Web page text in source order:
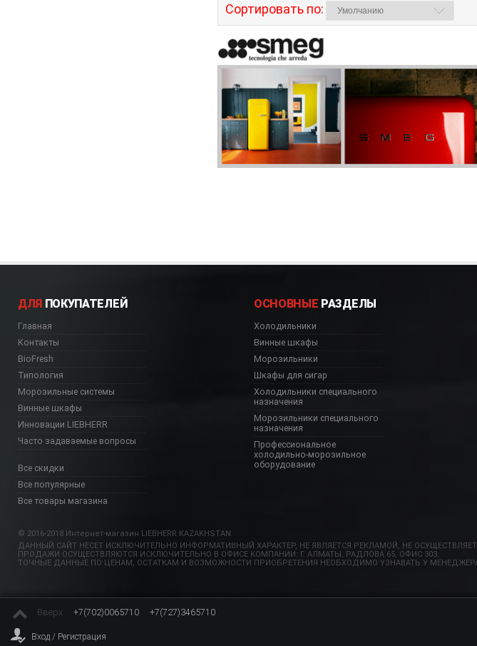
Вверх +7(702)0065710 +7(727)3465710
Вход / Регистрация
Сортировать по:
ДЛЯ ПОКУПАТЕЛЕЙ
Главная
Контакты
BioFresh
Типология
Морозильные системы
Винные шкафы
Инновации LIEBHERR
Часто задаваемые вопросы
Все скидки
Все популярные
Все товары магазина
ОСНОВНЫЕ РАЗДЕЛЫ
Холодильники
Винные шкафы
Морозильники
Шкафы для сигар
Холодильники специального
назначения
Морозильники специального
назначения
Профессиональное
холодильно-морозильное
оборудование
© 2016-2018 Интернет-магазин LIEBHERR KAZAKHSTAN
ДАННЫЙ САЙТ НЕСЕТ ИСКЛЮЧИТЕЛЬНО ИНФОРМАТИВНЫЙ ХАРАКТЕР, НЕ ЯВЛЯЕТСЯ РЕКЛАМОЙ, НЕ
ПРОДАЖИ ОСУЩЕСТВЛЯЮТСЯ ИСКЛЮЧИТЕЛЬНО В ОФИСЕ КОМПАНИИ: Г. АЛМАТЫ, РАДЛОВА 65, ОФИС 303.
ТОЧНЫЕ ДАННЫЕ ПО ЦЕНАМ, ОСТАТКАМ И ВОЗМОЖНОСТИ ПРИОБРЕТЕНИЯ НЕОБХОДИМО УЗНАВАТЬ У
Главная